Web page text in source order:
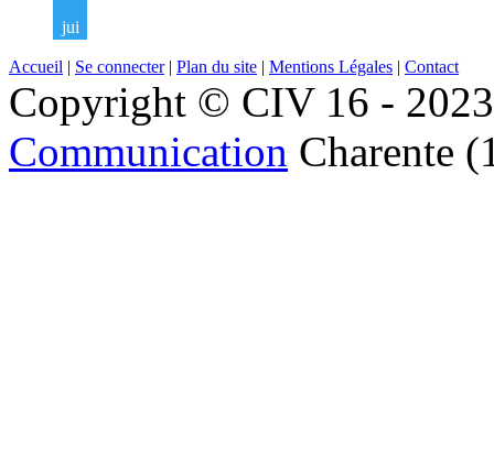
jui
Accueil | Se connecter| Plan du site | Mentions Légales | Contact
Copyright © CIV 16 -
Communication Charente